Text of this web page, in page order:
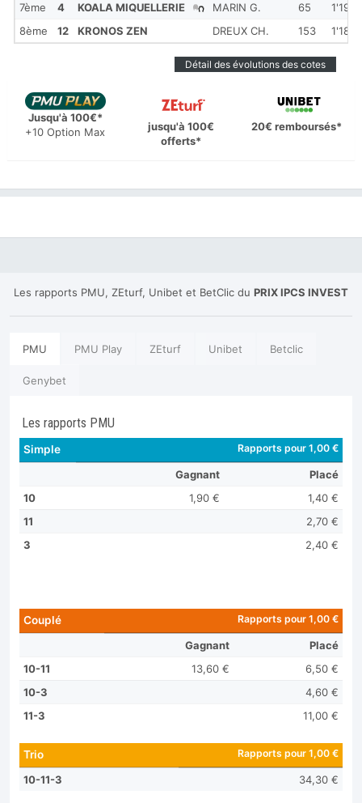
7ème
4 KOALA MIQUELLERIE MARIN G. 65
8ème
12 KRONOS ZEN DREUX CH. 153
Détail des évolutions des cotes
Jusqu'à 100€*
+10 Option Max
jusqu'à 100€
offerts*
20€ remboursés*
Les rapports PMU, ZEturf, Unibet et BetClic du PRIX IPCS INVEST
PMU PMU Play ZEturf Unibet Betclic
Genybet
Les rapports PMU
Simple Rapports pour 1,00 €
Gagnant
Placé
10
1,90 €
1,40 €
11
2,70 €
3
2,40 €
Couplé Rapports pour 1,00 €
Gagnant
Placé
10-11
13,60 €
6,50 €
10-3
4,60 €
11-3
11,00 €
Trio Rapports pour 1,00 €
10-11-3 34,30 €